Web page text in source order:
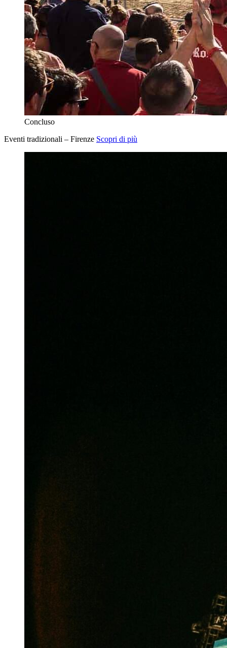
Concluso
Eventi tradizionali – Firenze Scopri di più